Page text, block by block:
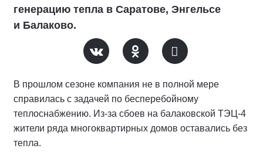
генерацию тепла в Саратове, Энгельсе
и Балаково.
В прошлом сезоне компания не в полной мере
справилась с задачей по бесперебойному
теплоснабжению. Из-за сбоев на балаковской ТЭЦ-4
жители ряда многоквартирных домов оставались без
тепла.